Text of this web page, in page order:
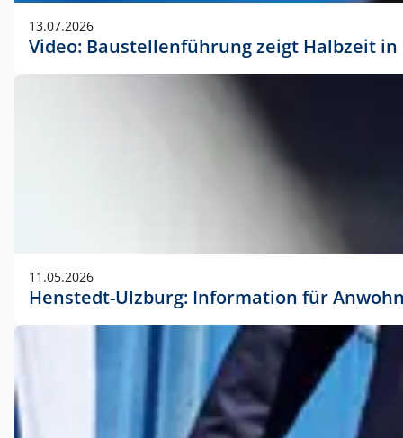
13.07.2026
Video: Baustellenführung zeigt Halbzeit
11.05.2026
Henstedt-Ulzburg: Information für